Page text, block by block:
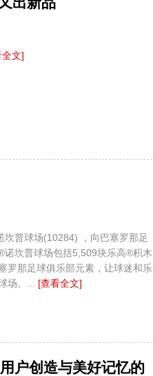
全文]
普球场(10284) ，向巴塞罗那足
坎普球场包括5,509块乐高®积木
罗那足球俱乐部元素，让球迷和乐
场。... [查看全文]
户创造与美好记忆的